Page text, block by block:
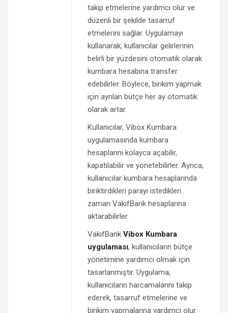
takip etmelerine yardımcı olur ve
düzenli bir şekilde tasarruf
etmelerini sağlar. Uygulamayı
kullanarak, kullanıcılar gelirlerinin
belirli bir yüzdesini otomatik olarak
kumbara hesabına transfer
edebilirler. Böylece, birikim yapmak
için ayrılan bütçe her ay otomatik
olarak artar.
Kullanıcılar, Vibox Kumbara
uygulamasında kumbara
hesaplarını kolayca açabilir,
kapatılabilir ve yönetebilirler. Ayrıca,
kullanıcılar kumbara hesaplarında
biriktirdikleri parayı istedikleri
zaman VakıfBank hesaplarına
aktarabilirler.
VakıfBank Vibox Kumbara
uygulaması, kullanıcıların bütçe
yönetimine yardımcı olmak için
tasarlanmıştır. Uygulama,
kullanıcıların harcamalarını takip
ederek, tasarruf etmelerine ve
birikim yapmalarına yardımcı olur.